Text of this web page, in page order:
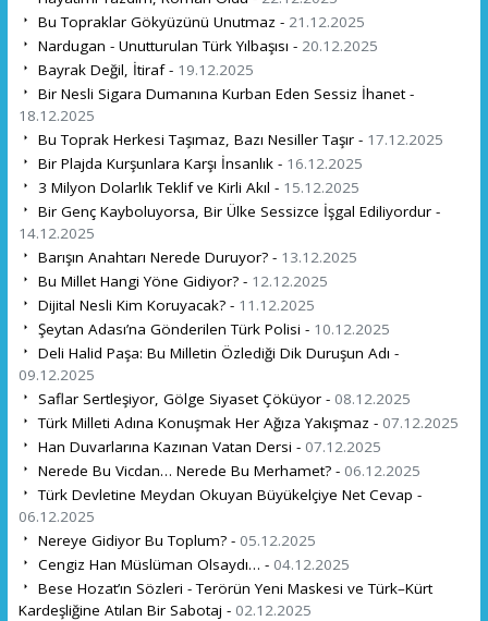
Bu Topraklar Gökyüzünü Unutmaz - 21.12.2025
Nardugan - Unutturulan Türk Yılbaşısı - 20.12.2025
Bayrak Değil, İtiraf - 19.12.2025
Bir Nesli Sigara Dumanına Kurban Eden Sessiz İhanet -
18.12.2025
Bu Toprak Herkesi Taşımaz, Bazı Nesiller Taşır - 17.12.2025
Bir Plajda Kurşunlara Karşı İnsanlık - 16.12.2025
3 Milyon Dolarlık Teklif ve Kirli Akıl - 15.12.2025
Bir Genç Kayboluyorsa, Bir Ülke Sessizce İşgal Ediliyordur -
14.12.2025
Barışın Anahtarı Nerede Duruyor? - 13.12.2025
Bu Millet Hangi Yöne Gidiyor? - 12.12.2025
Dijital Nesli Kim Koruyacak? - 11.12.2025
Şeytan Adası’na Gönderilen Türk Polisi - 10.12.2025
Deli Halid Paşa: Bu Milletin Özlediği Dik Duruşun Adı -
09.12.2025
Saflar Sertleşiyor, Gölge Siyaset Çöküyor - 08.12.2025
Türk Milleti Adına Konuşmak Her Ağıza Yakışmaz - 07.12.2025
Han Duvarlarına Kazınan Vatan Dersi - 07.12.2025
Nerede Bu Vicdan… Nerede Bu Merhamet? - 06.12.2025
Türk Devletine Meydan Okuyan Büyükelçiye Net Cevap -
06.12.2025
Nereye Gidiyor Bu Toplum? - 05.12.2025
Cengiz Han Müslüman Olsaydı… - 04.12.2025
Bese Hozat’ın Sözleri - Terörün Yeni Maskesi ve Türk–Kürt
Kardeşliğine Atılan Bir Sabotaj - 02.12.2025